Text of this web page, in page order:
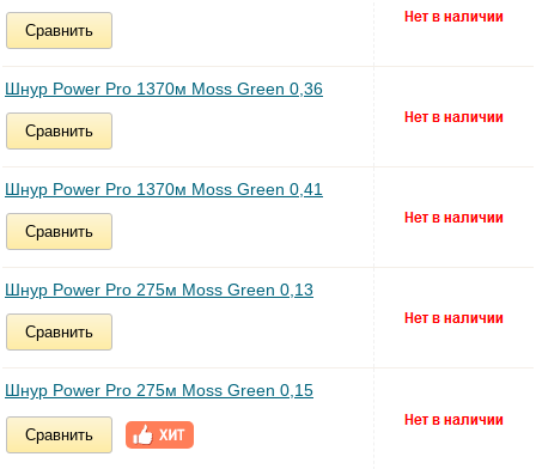
Сравнить
Шнур Power Pro 1370м Moss Green 0,36
Сравнить
Шнур Power Pro 1370м Moss Green 0,41
Сравнить
Шнур Power Pro 275м Moss Green 0,13
Сравнить
Шнур Power Pro 275м Moss Green 0,15
Сравнить